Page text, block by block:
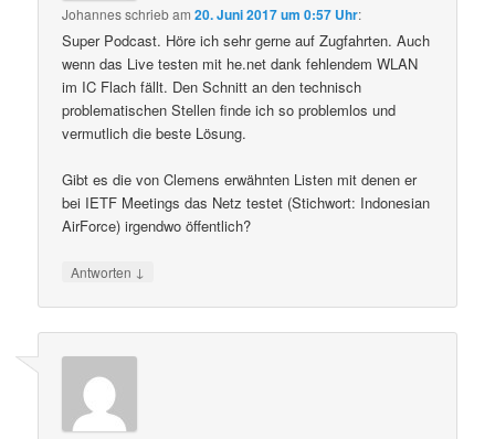
Johannesschriebam20. Juni 2017 um 0:57 Uhr:
Super Podcast. Höre ich sehr gerne auf Zugfahrten. Auch
wenn das Live testen mit he.net dank fehlendem WLAN
im IC Flach fällt. Den Schnitt an den technisch
problematischen Stellen finde ich so problemlos und
vermutlich die beste Lösung.
Gibt es die von Clemens erwähnten Listen mit denen er
bei IETF Meetings das Netz testet (Stichwort: Indonesian
AirForce) irgendwo öffentlich?
Antworten ↓